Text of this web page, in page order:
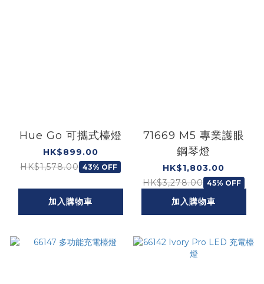
Hue Go 可攜式檯燈
HK$899.00
HK$1,578.00 43% OFF
加入購物車
71669 M5 專業護眼
鋼琴燈
HK$1,803.00
HK$3,278.00 45% OFF
加入購物車